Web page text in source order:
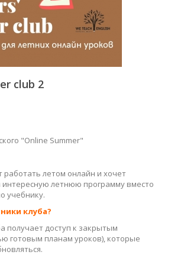
club 2
"Online Summer"
работать летом онлайн и хочет
летнюю программу вместо
учебнику.
клуба?
получает доступ к закрытым
готовым планам уроков), которые